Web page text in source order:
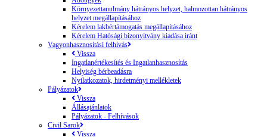
Környezettanulmány hátrányos helyzet, halmozottan hátrányos
helyzet megállapításához
Kérelem lakbértámogatás megállapításához
Kérelem Hatósági bizonyítvány kiadása iránt
Vagyonhasznosítási felhívás
Vissza
Ingatlanértékesítés és Ingatlanhasznosítás
Helyiség bérbeadásra
Nyilatkozatok, hirdetményi mellékletek
Pályázatok
Vissza
Állásajánlatok
Pályázatok - Felhívások
Civil Sarok
Vissza